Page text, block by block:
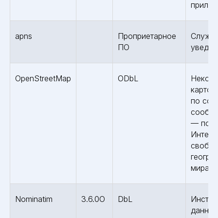
apns
Проприетарное
ПО
OpenStreetMap ODbL
по
—
мира
Nominatim 3.6.0O DbL